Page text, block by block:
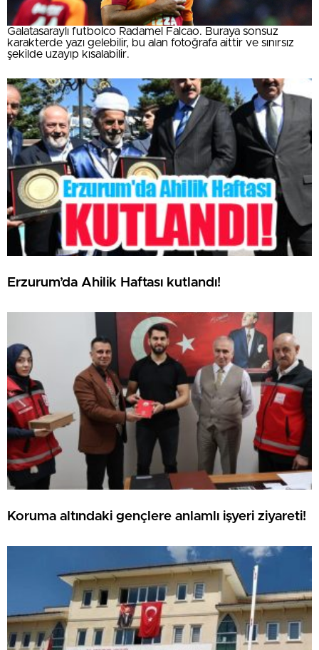
Galatasaraylı futbolco Radamel Falcao. Buraya sonsuz
karakterde yazı gelebilir, bu alan fotoğrafa aittir ve sınırsız
şekilde uzayıp kısalabilir.
Erzurum’da Ahilik Haftası kutlandı!
Koruma altındaki gençlere anlamlı işyeri ziyareti!